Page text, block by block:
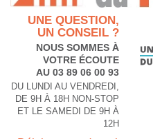
UNE QUESTION,
UN CONSEIL ?
NOUS SOMMES À
VOTRE ÉCOUTE
AU 03 89 06 00 93
DU LUNDI AU VENDREDI,
DE 9H À 18H NON-STOP
ET LE SAMEDI DE 9H À
12H